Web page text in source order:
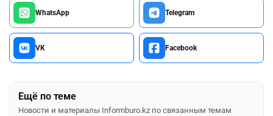
WhatsApp Telegram
VK Facebook
Ещё по теме
Новости и материалы Informburo.kz по связанным темам